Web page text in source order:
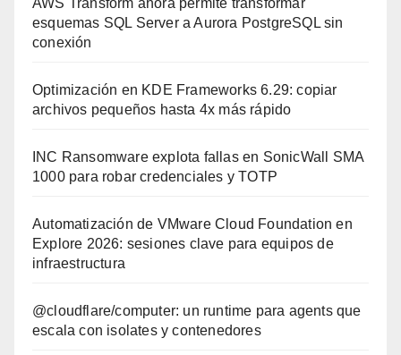
esquemas SQL Server a Aurora PostgreSQL sin
conexión
Optimización en KDE Frameworks 6.29: copiar
archivos pequeños hasta 4x más rápido
INC Ransomware explota fallas en SonicWall SMA
1000 para robar credenciales y TOTP
Automatización de VMware Cloud Foundation en
Explore 2026: sesiones clave para equipos de
infraestructura
@cloudflare/computer: un runtime para agents que
escala con isolates y contenedores